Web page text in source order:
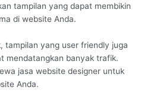
tampilan yang dapat membikin
di website Anda.
tampilan yang user friendly juga
mendatangkan banyak trafik.
jasa website designer untuk
Anda.